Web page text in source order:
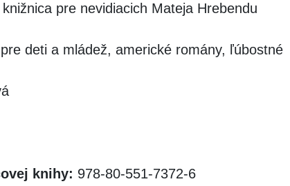
pre nevidiacich Mateja Hrebendu
deti a mládež, americké romány, ľúbostné
knihy: 978-80-551-7372-6